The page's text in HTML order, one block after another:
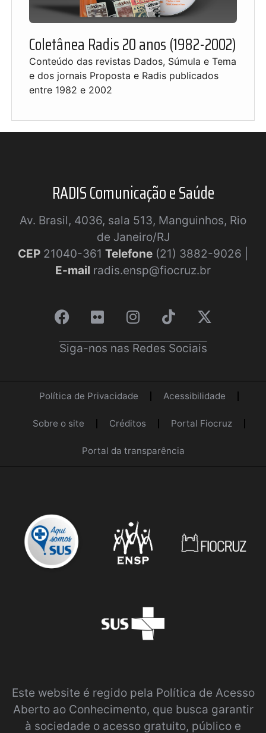
Coletânea Radis 20 anos (1982-2002)
Conteúdo das revistas Dados, Súmula e Tema
e dos jornais Proposta e Radis publicados
entre 1982 e 2002
RADIS Comunicação e Saúde
Av. Brasil, 4036, sala 513, Manguinhos, Rio
de Janeiro/RJ
CEP 21040-361 Telefone (21) 3882-9026 |
E-mail radis.ensp@fiocruz.br
Siga-nos nas Redes Sociais
Política de Privacidade Acessibilidade
Sobre o site Créditos Portal Fiocruz
Portal da transparência
Este website é regido pela Política de Acesso
Aberto ao Conhecimento, que busca garantir
à sociedade o acesso gratuito, público e